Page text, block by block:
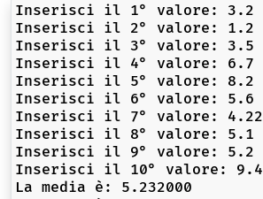
Inserisci il 1° valore: 3.2
Inserisci il 2° valore: 1.2
Inserisci il 3° valore: 3.5
Inserisci il 4° valore: 6.7
Inserisci il 5° valore: 8.2
Inserisci il 6° valore: 5.6
Inserisci il 7° valore: 4.22
Inserisci il 8° valore: 5.1
Inserisci il 9° valore: 5.2
Inserisci il 10° valore: 9.4
La media è: 5.232000